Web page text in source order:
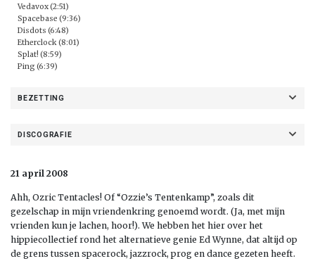
Vedavox (2:51)
Spacebase (9:36)
Disdots (6:48)
Etherclock (8:01)
Splat! (8:59)
Ping (6:39)
BEZETTING
DISCOGRAFIE
21 april 2008
Ahh, Ozric Tentacles! Of “Ozzie’s Tentenkamp”, zoals dit
gezelschap in mijn vriendenkring genoemd wordt. (Ja, met mijn
vrienden kun je lachen, hoor!). We hebben het hier over het
hippiecollectief rond het alternatieve genie Ed Wynne, dat altijd op
de grens tussen spacerock, jazzrock, prog en dance gezeten heeft.